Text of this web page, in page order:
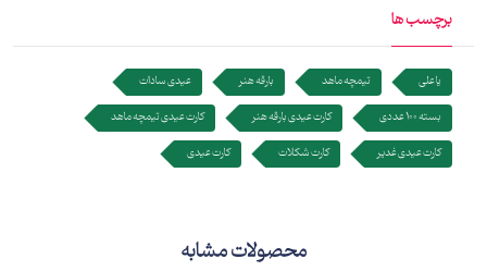
برچسب ها
یا علی تیمچه ماهد بارقه هنر
عیدی سادات
بسته 100 عددی
کارت عیدی بارقه هنر
کارت عیدی تیمچه ماهد
کارت عیدی غدیر
کارت شکلات کارت عیدی
محصولات مشابه